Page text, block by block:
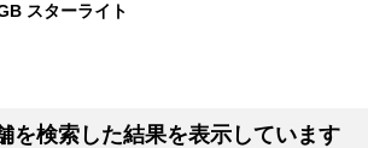
スターライト
を検索した結果を表示しています